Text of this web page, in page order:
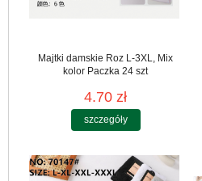
Majtki damskie Roz L-3XL, Mix
kolor Paczka 24 szt
4.70 zł
szczegóły